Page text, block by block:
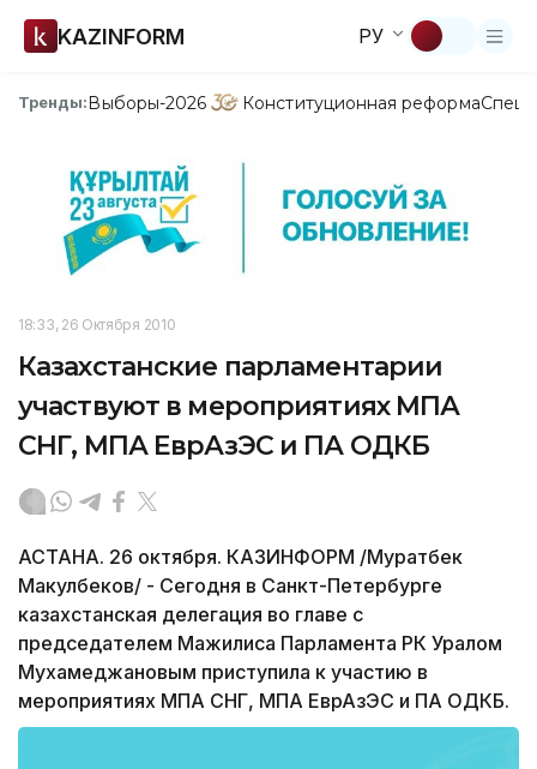
KAZINFORM РУ
Тренды:Выборы-2026 Конституционная реформа
18:33, 26 Октября 2010
Казахстанские парламентарии
участвуют в мероприятиях МПА
СНГ, МПА ЕврАзЭС и ПА ОДКБ
АСТАНА. 26 октября. КАЗИНФОРМ /Муратбек
Макулбеков/ - Сегодня в Санкт-Петербурге
казахстанская делегация во главе с
председателем Мажилиса Парламента РК Уралом
Мухамеджановым приступила к участию в
мероприятиях МПА СНГ, МПА ЕврАзЭС и ПА ОДКБ.